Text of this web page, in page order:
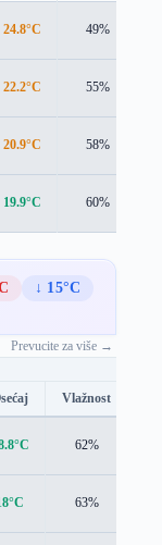
24.8°C 49%
22.2°C 55%
20.9°C 58%
19.9°C 60%
↓ 15°C
Prevucite za više →
Vlažnost
62%
63%